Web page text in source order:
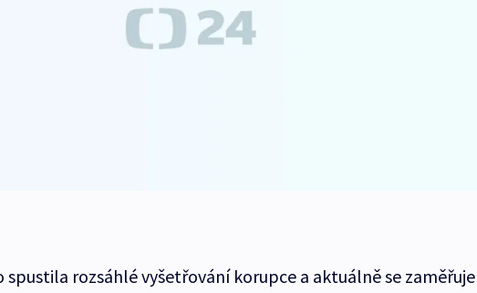
spustila rozsáhlé vyšetřování korupce a aktuálně se zaměřuje